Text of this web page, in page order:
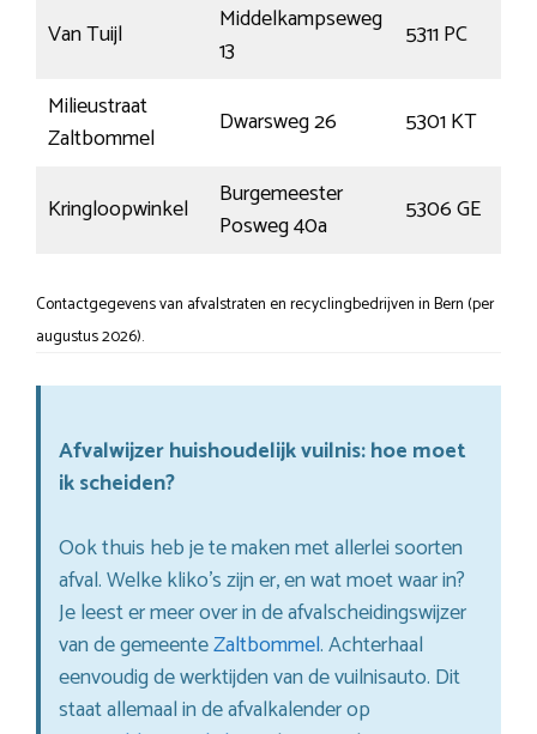
Van Tuijl
Middelkampseweg
13
5311 PC
Milieustraat
Zaltbommel
Dwarsweg 26 5301 KT
Kringloopwinkel
Burgemeester
Posweg 40a
5306 GE
Contactgegevens van afvalstraten en recyclingbedrijven in Bern (per
augustus 2026).
Afvalwijzer huishoudelijk vuilnis: hoe moet
ik scheiden?
Ook thuis heb je te maken met allerlei soorten
afval. Welke kliko’s zijn er, en wat moet waar in?
Je leest er meer over in de afvalscheidingswijzer
van de gemeenteZaltbommel. Achterhaal
eenvoudig de werktijden van de vuilnisauto. Dit
staat allemaal in de afvalkalender op